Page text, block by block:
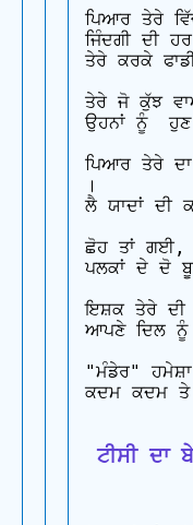
ਪਿਆਰ ਤੇਰੇ
ਜਿੰਦਗੀ ਦੀ
ਤੇਰੇ ਕਰਕੇ
ਤੇਰੇ ਜੋ ਕੁੱਝ
ਉਹਨਾਂ ਨੂੰ
ਪਿਆਰ ਤੇਰੇ
।
ਲੈ ਯਾਦਾਂ ਦੀ
ਛੋਹ ਤਾਂ ਗਈ,
ਪਲਕਾਂ ਦੇ ਦੋ
ਇਸ਼ਕ ਤੇਰੇ ਦੀ
ਆਪਣੇ ਦਿਲ ਨੂੰ
"ਮੰਡੇਰ" ਹਮੇਸ਼ਾ
ਕਦਮ ਕਦਮ
ਟੀਸੀ ਦਾ